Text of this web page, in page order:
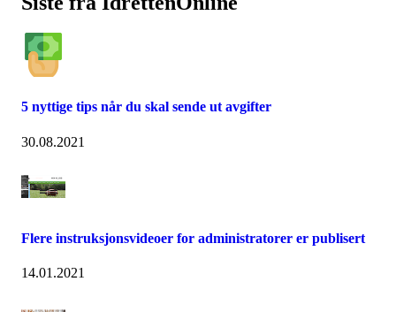
5 nyttige tips når du skal sende ut avgifter
30.08.2021
Flere instruksjonsvideoer for administratorer er publisert
14.01.2021